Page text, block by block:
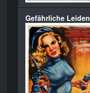
Gefährliche